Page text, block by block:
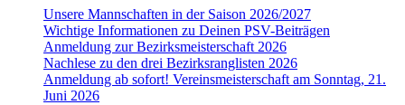
Unsere Mannschaften in der Saison 2026/2027
Wichtige Informationen zu Deinen PSV-Beiträgen
Anmeldung zur Bezirksmeisterschaft 2026
Nachlese zu den drei Bezirksranglisten 2026
Anmeldung ab sofort! Vereinsmeisterschaft am Sonntag, 21.
Juni 2026